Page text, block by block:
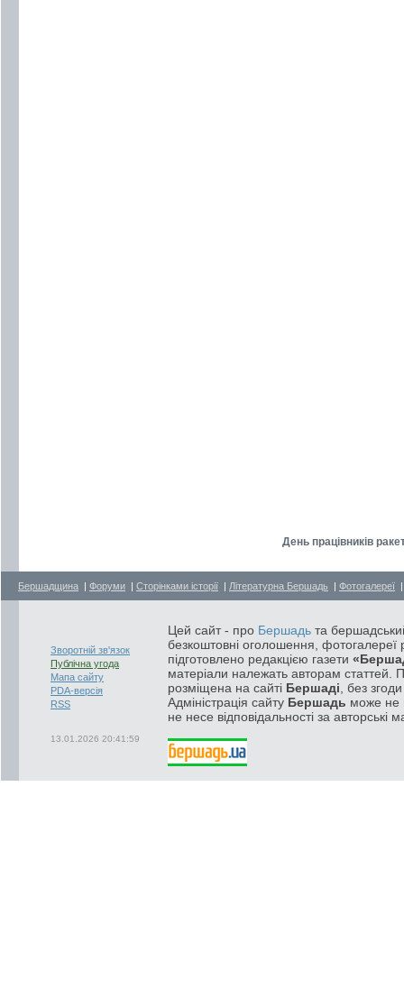
День працівників
Бершадщина | Форуми | Сторінками історії | Літературна Бершадь | Фотогалереї
Зворотній зв'язок
Публічна угода
Мапа сайту
PDA-версія
RSS
13.01.2026 20:41:59
Цей сайт - про Бершадь та
безкоштовні оголошення, фотогалереї
підготовлено редакцією газети
матеріали належать авторам статтей.
розміщена на сайті Бершаді , без
Адміністрація сайту Бершадь може не
не несе відповідальності за авторські